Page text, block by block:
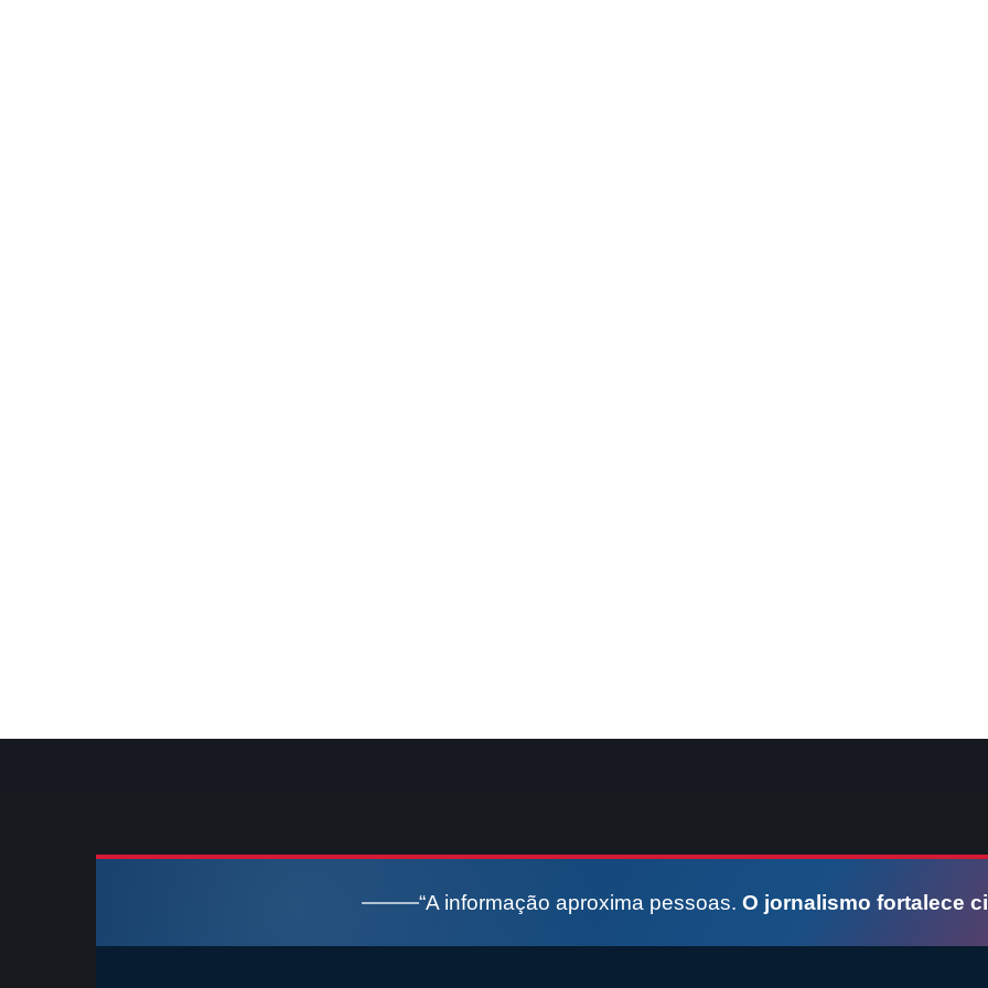
“A informação aproxima pessoas. O jornalismo fortalece